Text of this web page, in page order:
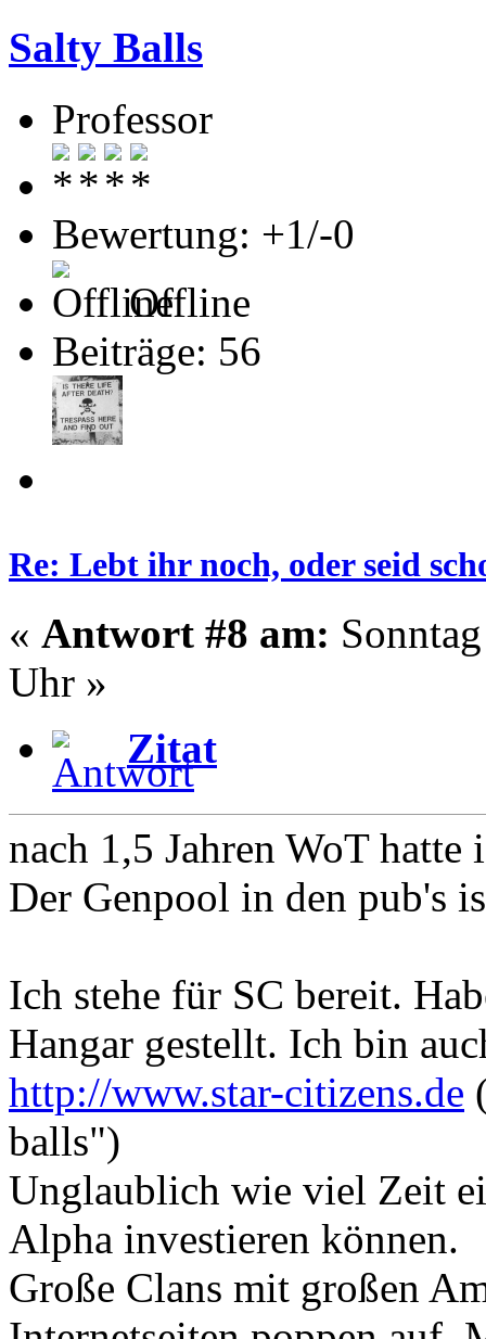
Salty Balls
Professor
Bewertung: +1/-0
Offline
Beiträge: 56
Re: Lebt ihr noch, oder seid
« Antwort #8 am:
Uhr »
Zitat
nach 1,5 Jahren WoT
Der Genpool in den pub's
Ich stehe für SC bereit.
Hangar gestellt. Ich bin
http://www.star-citizens.de
balls")
Unglaublich wie viel Zeit
Alpha investieren können.
Große Clans mit großen